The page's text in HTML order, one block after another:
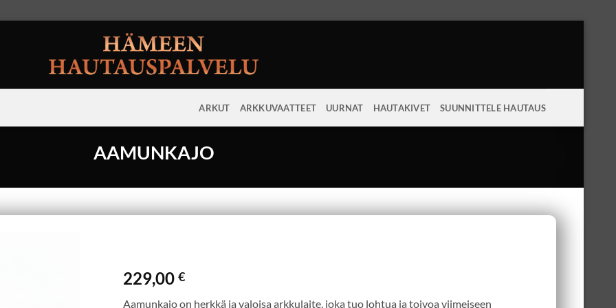
ARKUT ARKKUVAATTEET UURNAT HAUTAKIVET SUUNNITTELE HAUTAUS
AAMUNKAJO
229,00€
Aamunkajo on herkkä ja valoisa arkkulaite, joka tuo lohtua ja toivoa viimeiseen